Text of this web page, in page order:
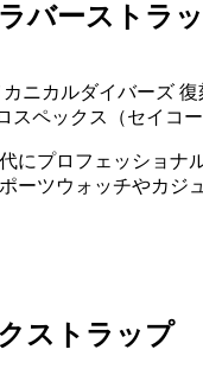
バーストラ
ニカルダイバーズ
スペックス（セイコ
にプロフェッショ
ーツウォッチやカ
ストラップ